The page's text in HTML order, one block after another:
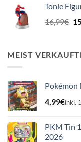
Tonie
16,99€
MEIST
Pokémon
4,99€inkl.
PKM Tin
2026